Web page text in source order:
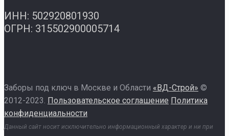
ИНН: 502920801930
ОГРН: 315502900005714
Заборы под ключ в Москве и Области «ВД-Строй» ©
2012-2023. Пользовательское соглашение Политика
конфиденциальности
Данный сайт носит исключительно информационный характер и ни при